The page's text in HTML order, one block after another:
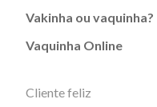
Vakinha ou vaquinha?
Vaquinha Online
Cliente feliz